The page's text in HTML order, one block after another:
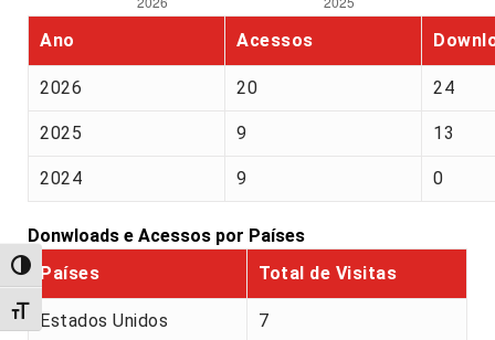
Alternar alto contraste
Alternar tamanho da fonte
Ano Acessos
2026 20 24
2025 9 13
2024 9 0
Donwloads e Acessos por Países
Países
Total de Visitas
Estados Unidos 7